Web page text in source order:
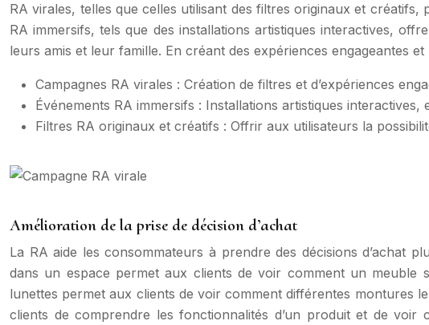
RA virales, telles que celles utilisant des filtres originaux et
RA immersifs, tels que des installations artistiques interactives,
leurs amis et leur famille. En créant des expériences engageantes
Campagnes RA virales : Création de filtres et d’expériences
Événements RA immersifs : Installations artistiques
Filtres RA originaux et créatifs : Offrir aux utilisateurs la
Amélioration de la prise de décision d’achat
La RA aide les consommateurs à prendre des décisions d’achat
dans un espace permet aux clients de voir comment un meuble
lunettes permet aux clients de voir comment différentes montures
clients de comprendre les fonctionnalités d’un produit et de